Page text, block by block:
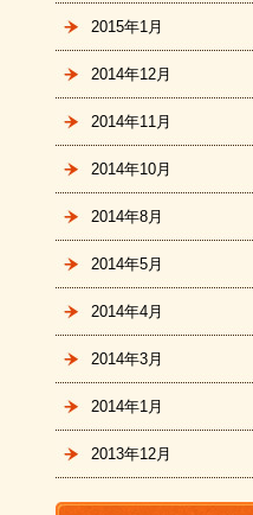
2015年1月
2014年12月
2014年11月
2014年10月
2014年8月
2014年5月
2014年4月
2014年3月
2014年1月
2013年12月